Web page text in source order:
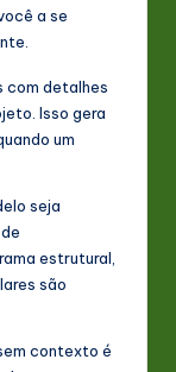
a se
com detalhes
Isso gera
um
seja
estrutural,
são
contexto é